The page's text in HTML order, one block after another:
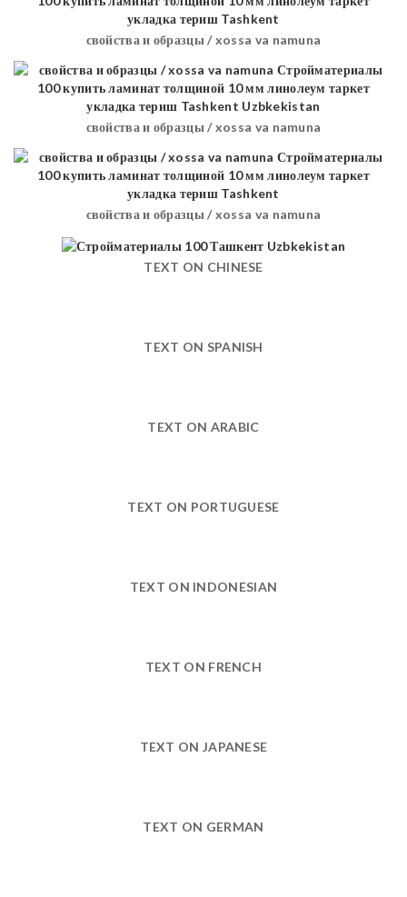
свойства и образцы / xossa va namuna
свойства и образцы / xossa va namuna
свойства и образцы / xossa va namuna
TEXT ON CHINESE
TEXT ON SPANISH
TEXT ON ARABIC
TEXT ON PORTUGUESE
TEXT ON INDONESIAN
TEXT ON FRENCH
TEXT ON JAPANESE
TEXT ON GERMAN